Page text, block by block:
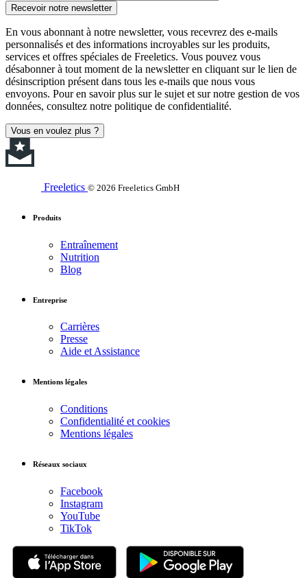
Recevoir notre newsletter
En vous abonnant à notre newsletter, vous recevrez des e-mails
personnalisés et des informations incroyables sur les produits,
services et offres spéciales de Freeletics. Vous pouvez vous
désabonner à tout moment de la newsletter en cliquant sur le lien de
désinscription présent dans tous les e-mails que nous vous
envoyons. Pour en savoir plus sur le sujet et sur notre gestion de vos
données, consultez notre politique de confidentialité.
Vous en voulez plus ?
Freeletics © 2026 Freeletics GmbH
Produits
Entraînement
Nutrition
Blog
Entreprise
Carrières
Presse
Aide et Assistance
Mentions légales
Conditions
Confidentialité et cookies
Mentions légales
Réseaux sociaux
Facebook
Instagram
YouTube
TikTok